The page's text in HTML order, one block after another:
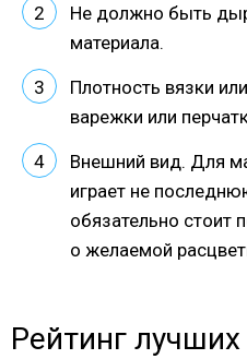
Не должно быть
материала.
Плотность вязки
варежки или
Внешний вид. Для
играет не
обязательно стоит
о желаемой
Рейтинг лучших